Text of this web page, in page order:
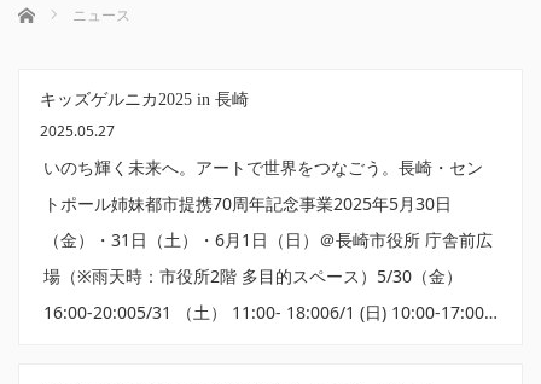
ホーム ニュース
キッズゲルニカ2025 in 長崎
2025.05.27
いのち輝く未来へ。アートで世界をつなごう。長崎・セン
トポール姉妹都市提携70周年記念事業2025年5月30日
（金）・31日（土）・6月1日（日）＠長崎市役所 庁舎前広
場（※雨天時：市役所2階 多目的スペース）5/30（金）
16:00-20:005/31 （土） 11:00- 18:006/1 (日) 10:00-17:00…